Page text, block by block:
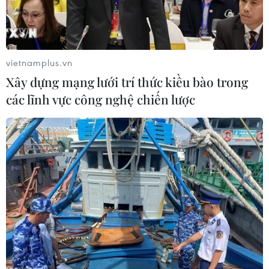
Chủ tịch Hạ viện Mỹ Nancy Pelosi. (Nguồn: AP)
Ngày 17/9, Chủ tịch Hạ viện Mỹ Nancy Pelosi
cảnh báo Anh nếu "Hiệp ước Thứ Sáu tốt lành,"
vốn giúp lập lại hòa bình ở vùng Bắc Ireland, bị
tổn hại thì Mỹ và Anh cũng sẽ không thể ký kết
thỏa thuận thương mại thời kỳ hậu Brexit.
vietnamplus.vn
Xây dựng mạng lưới trí thức kiều bào trong
các lĩnh vực công nghệ chiến lược